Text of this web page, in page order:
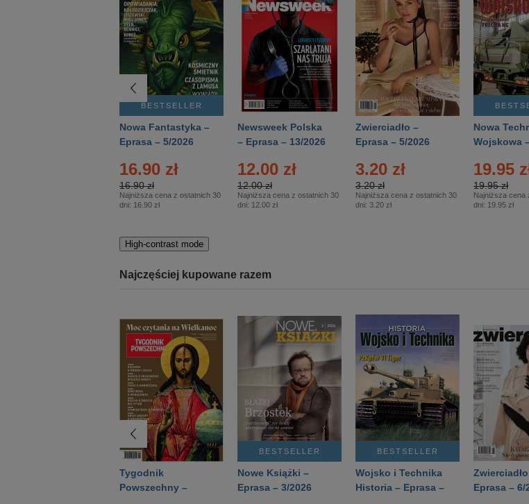
BESTSELLER
Nowa Fantastyka –
Eprasa – 5/2026
16.90 zł
16.90 zł
Najniższa cena z ostatnich 30
dni: 16.90 zł
Newsweek Polska
– Eprasa – 13/2026
12.00 zł
12.00 zł
Najniższa cena z ostatnich 30
dni: 12.00 zł
Zwierciadło –
Eprasa – 5/2026
3.20 zł
3.20 zł
Najniższa cena z ostatnich 30
dni: 3.20 zł
Nowa
Wojskowa
19.95
19.95 zł
Najniższa cena
dni: 19.95 zł
High-contrast mode
Najczęściej kupowane razem
Tygodnik
Powszechny –
BESTSELLER
Nowe Książki –
Eprasa – 3/2026
BESTSELLER
Wojsko i Technika
Historia – Eprasa –
Eprasa – 6/